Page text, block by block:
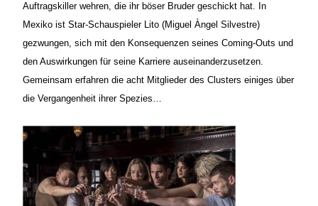
Auftragskiller wehren, die ihr böser Bruder geschickt hat. In
Mexiko ist Star-Schauspieler Lito (Miguel Àngel Silvestre)
gezwungen, sich mit den Konsequenzen seines Coming-Outs und
den Auswirkungen für seine Karriere auseinanderzusetzen.
Gemeinsam erfahren die acht Mitglieder des Clusters einiges über
die Vergangenheit ihrer Spezies…